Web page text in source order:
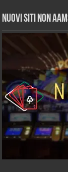
Nuovi siti non